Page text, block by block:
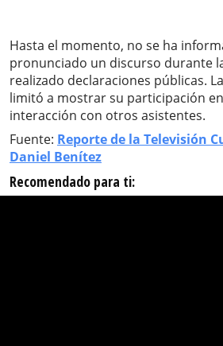
Hasta el momento, no se ha
pronunciado un discurso durante
realizado declaraciones públicas.
limitó a mostrar su participación
interacción con otros asistentes.
Fuente: Reporte de la Televisión
Daniel Benítez
Recomendado para ti: